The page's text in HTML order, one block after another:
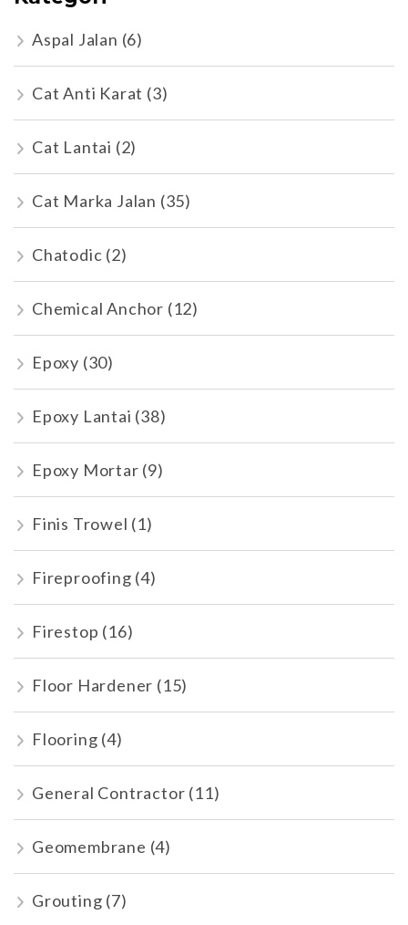
Aspal Jalan (6)
Cat Anti Karat (3)
Cat Lantai (2)
Cat Marka Jalan (35)
Chatodic (2)
Chemical Anchor (12)
Epoxy (30)
Epoxy Lantai (38)
Epoxy Mortar (9)
Finis Trowel (1)
Fireproofing (4)
Firestop (16)
Floor Hardener (15)
Flooring (4)
General Contractor (11)
Geomembrane (4)
Grouting (7)